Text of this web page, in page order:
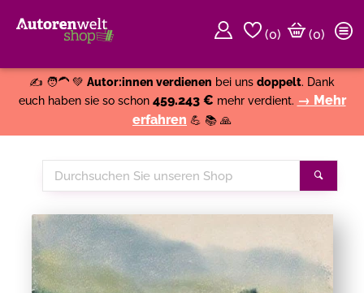
(0)
(0)
✍️ 🧑‍🦱 💚 Autor:innen verdienen bei uns doppelt. Dank
euch haben sie so schon 459.243 € mehr verdient. → Mehr
erfahren 💪 📚 🙏
Durchsuchen
Sie
Shop